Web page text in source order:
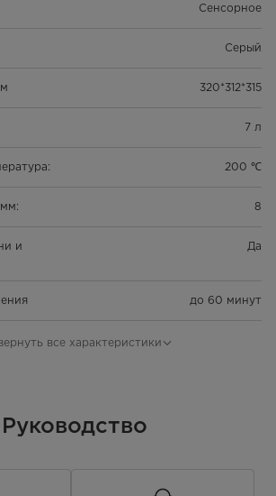
Сенсорное
Серый
320*312*315
7 л
200 ℃
8
и
Да
до 60 минут
покрытие покрытие камеры
легкой очистки Easy Clean
все характеристики
Руководство